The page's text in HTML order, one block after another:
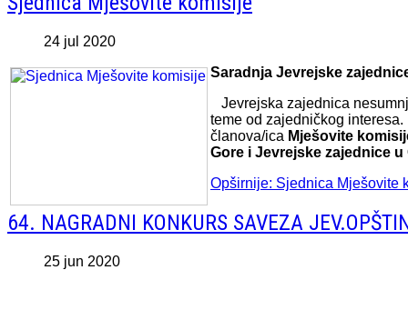
24 jul 2020
Saradnja Jevrejske
Jevrejska zajednica
teme od zajedničkog
članova/ica Mješovite
Gore i Jevrejske zajednice u
Opširnije: Sjednica Mješovite
64. NAGRADNI KONKURS SAVEZA
25 jun 2020